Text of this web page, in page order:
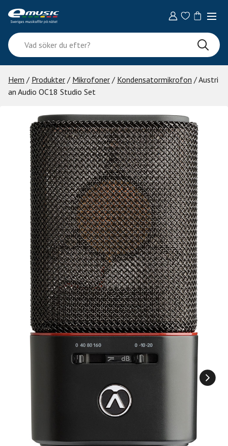
content
Vad
söker
du
efter?
Hem / Produkter / Mikrofoner / Kondensatormikrofon / Austri
an Audio OC18 Studio Set